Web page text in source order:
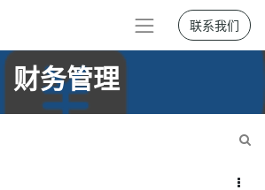
联系我们
财务管理